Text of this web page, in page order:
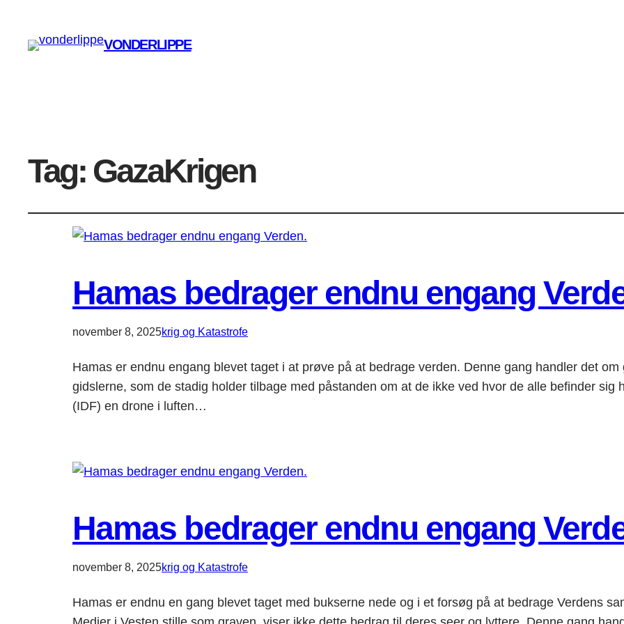
VONDERLIPPE
Tag: GazaKrigen
Hamas bedrager endnu engang
november 8, 2025krig og Katastrofe
Hamas er endnu engang blevet taget i at prøve på at bedrage verden. Denne gang handler det
gidslerne, som de stadig holder tilbage med påstanden om at de ikke ved hvor de alle befinder sig
(IDF) en drone i luften…
Hamas bedrager endnu engang
november 8, 2025krig og Katastrofe
Hamas er endnu en gang blevet taget med bukserne nede og i et forsøg på at bedrage Verdens